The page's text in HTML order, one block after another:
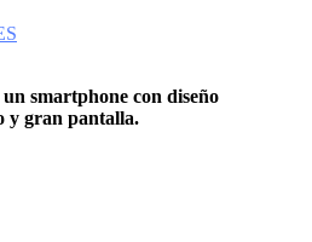
smartphone con diseño
y gran pantalla.